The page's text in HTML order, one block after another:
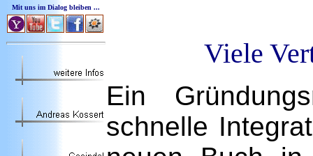
Mit uns im Dialog bleiben ...
Viele
Ein
schnelle